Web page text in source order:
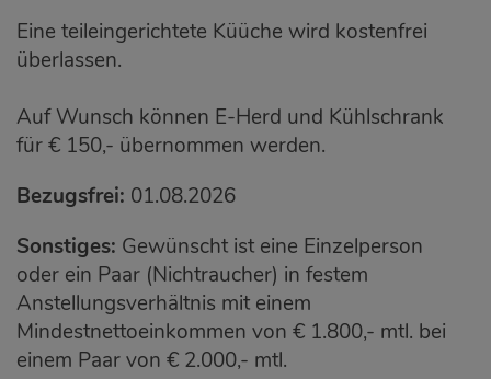
Eine teileingerichtete Küüche wird kostenfrei
überlassen.
Auf Wunsch können E-Herd und Kühlschrank
für € 150,- übernommen werden.
Bezugsfrei: 01.08.2026
Sonstiges: Gewünscht ist eine Einzelperson
oder ein Paar (Nichtraucher) in festem
Anstellungsverhältnis mit einem
Mindestnettoeinkommen von € 1.800,- mtl. bei
einem Paar von € 2.000,- mtl.